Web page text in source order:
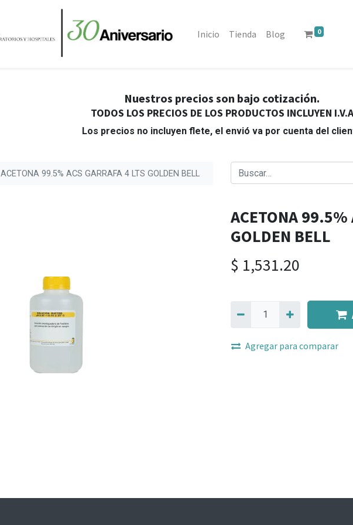
Inicio Tienda Blog 0
Nuestros precios son bajo cotización.
TODOS LOS PRECIOS DE LOS PRODUCTOS INCLUYEN I.V.A
Los precios no incluyen flete, el envió va por cuenta del
ACETONA 99.5% ACS GARRAFA 4 LTS GOLDEN BELL
ACETONA 99.5%
GOLDEN BELL
$ 1,531.20
Agregar para comparar